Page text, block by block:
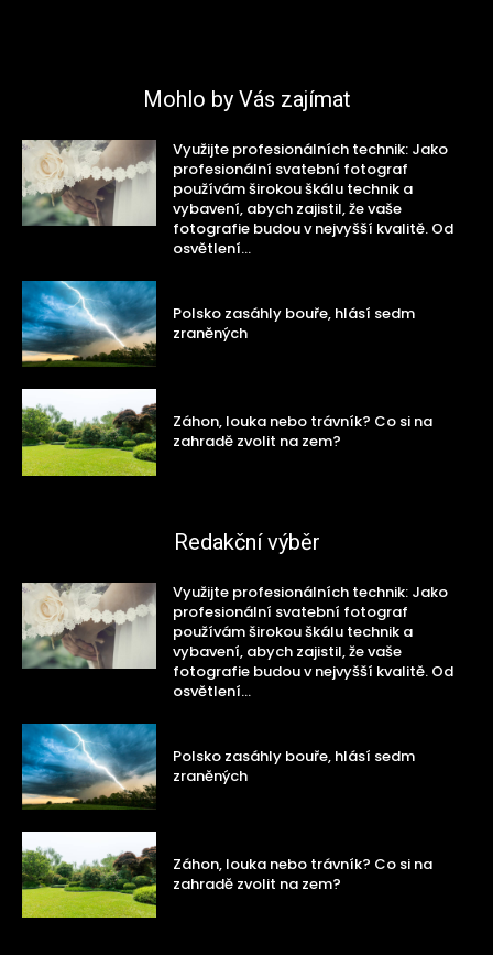
Mohlo by Vás zajímat
Využijte profesionálních technik: Jako
profesionální svatební fotograf
používám širokou škálu technik a
vybavení, abych zajistil, že vaše
fotografie budou v nejvyšší kvalitě. Od
osvětlení...
Polsko zasáhly bouře, hlásí sedm
zraněných
Záhon, louka nebo trávník? Co si na
zahradě zvolit na zem?
Redakční výběr
Využijte profesionálních technik: Jako
profesionální svatební fotograf
používám širokou škálu technik a
vybavení, abych zajistil, že vaše
fotografie budou v nejvyšší kvalitě. Od
osvětlení...
Polsko zasáhly bouře, hlásí sedm
zraněných
Záhon, louka nebo trávník? Co si na
zahradě zvolit na zem?